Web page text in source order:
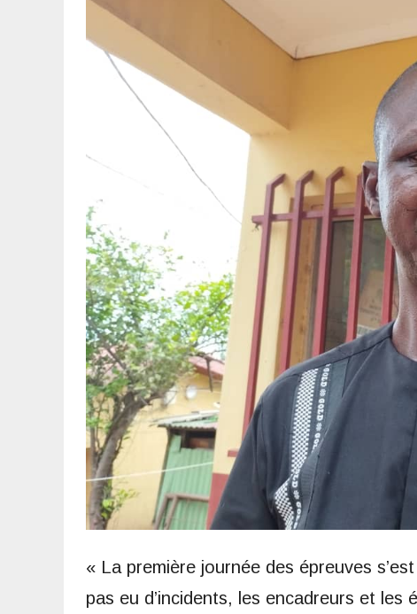
« La première journée des épreuves
pas eu d’incidents, les encadreurs et les